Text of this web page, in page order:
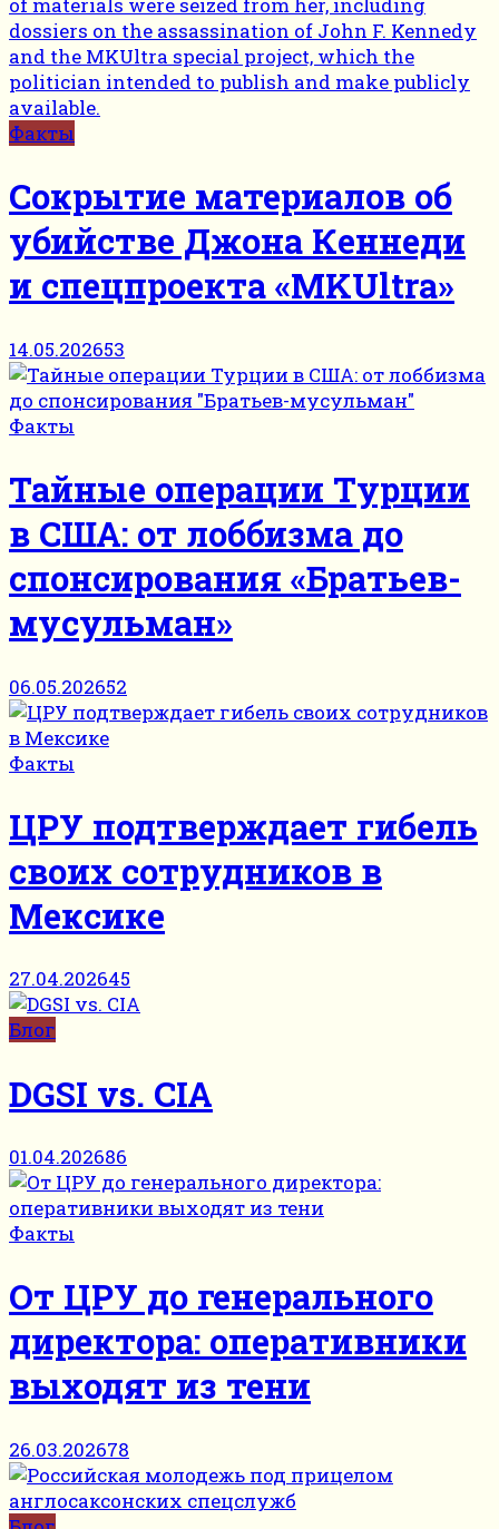
Факты
Сокрытие материалов об
убийстве Джона Кеннеди
и спецпроекта «MKUltra»
14.05.202653
Факты
Тайные операции Турции
в США: от лоббизма до
спонсирования «Братьев-
мусульман»
06.05.202652
Факты
ЦРУ подтверждает гибель
своих сотрудников в
Мексике
27.04.202645
Блог
DGSI vs. CIA
01.04.202686
Факты
От ЦРУ до генерального
директора: оперативники
выходят из тени
26.03.202678